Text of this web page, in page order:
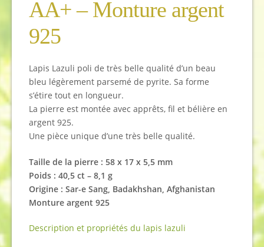
AA+ – Monture argent
925
Lapis Lazuli poli de très belle qualité d’un beau
bleu légèrement parsemé de pyrite. Sa forme
s’étire tout en longueur.
La pierre est montée avec apprêts, fil et bélière en
argent 925.
Une pièce unique d’une très belle qualité.
Taille de la pierre : 58 x 17 x 5,5 mm
Poids : 40,5 ct – 8,1 g
Origine : Sar-e Sang, Badakhshan, Afghanistan
Monture argent 925
Description et propriétés du lapis lazuli